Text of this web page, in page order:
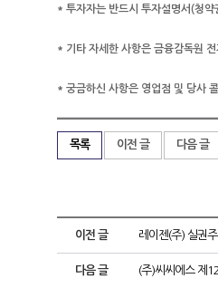
* 투자자는 반드시 투자설명서(청
* 기타 자세한 사항은 금융감독원
* 궁금하신 사항은 영업점 및 당사
목록 이전 글 다음 글
이전 글 레이젠(주) 실권
다음 글 (주)씨씨에스 제